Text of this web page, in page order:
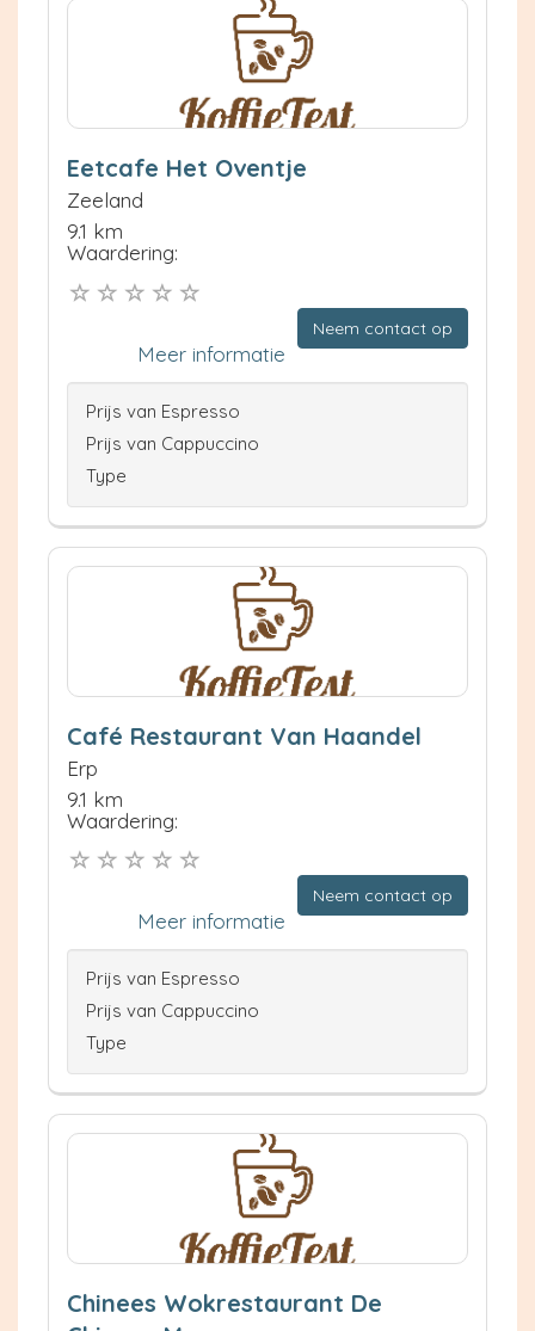
Eetcafe Het Oventje
Zeeland
9.1 km
Waardering:
Neem contact op
Meer informatie
Prijs van Espresso
Prijs van Cappuccino
Type
Café Restaurant Van Haandel
Erp
9.1 km
Waardering:
Neem contact op
Meer informatie
Prijs van Espresso
Prijs van Cappuccino
Type
Chinees Wokrestaurant De